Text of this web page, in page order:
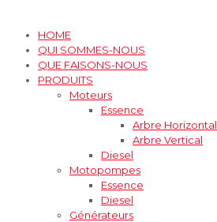
HOME
QUI SOMMES-NOUS
QUE FAISONS-NOUS
PRODUITS
Moteurs
Essence
Arbre Horizontal
Arbre Vertical
Diesel
Motopompes
Essence
Diesel
Générateurs